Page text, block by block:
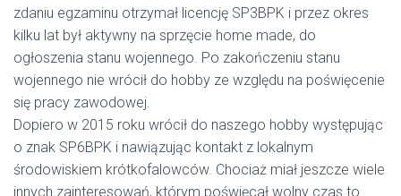
zdaniu egzaminu otrzymał licencję SP3BPK i przez okres
kilku lat był aktywny na sprzęcie home made, do
ogłoszenia stanu wojennego. Po zakończeniu stanu
wojennego nie wrócił do hobby ze względu na poświęcenie
się pracy zawodowej.
Dopiero w 2015 roku wrócił do naszego hobby występując
o znak SP6BPK i nawiązując kontakt z lokalnym
środowiskiem krótkofalowców. Chociaż miał jeszcze wiele
innych zainteresowań, którym poświęcał wolny czas to